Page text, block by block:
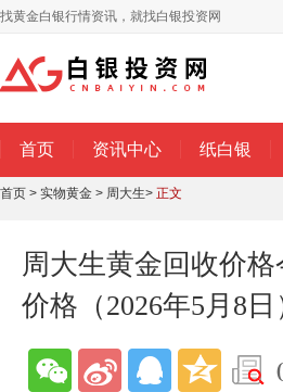
找黄金白银行情资讯，就找白银投资网
首页 资讯中心 纸白银
首页 > 实物黄金 > 周大生> 正文
周大生黄金回收价
价格（2026年5月8日